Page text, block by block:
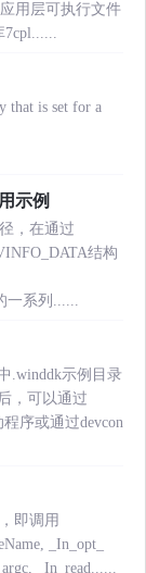
用层可执行文件
7cpl......
that is set for a
示例
，在通过
结构
一系列......
.winddk示例目录
，可以通过
序或通过devcon
即调用
_In_opt_
_In_read......